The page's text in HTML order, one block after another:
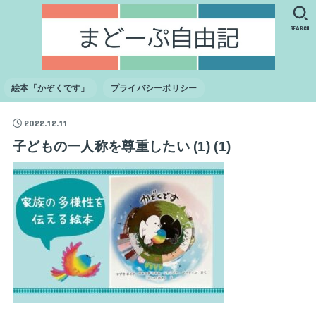
絵本「かぞくです」 プライバシーポリシー
SEARCH
2022.12.11
子どもの一人称を尊重したい (1) (1)